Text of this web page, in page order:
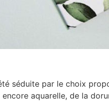
été séduite par le choix
aquarelle, de la